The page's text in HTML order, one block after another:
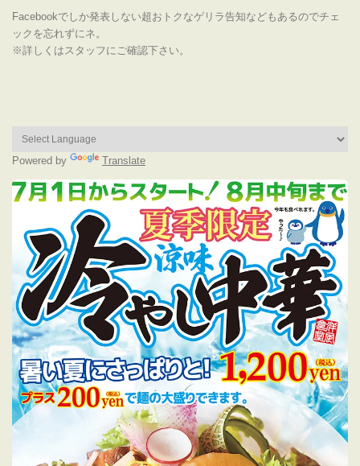
Facebookでしか発表しない超おトクなゲリラ告知などもあるのでチェ
ックを忘れずにネ。
※詳しくはスタッフにご確認下さい。
Powered by Translate